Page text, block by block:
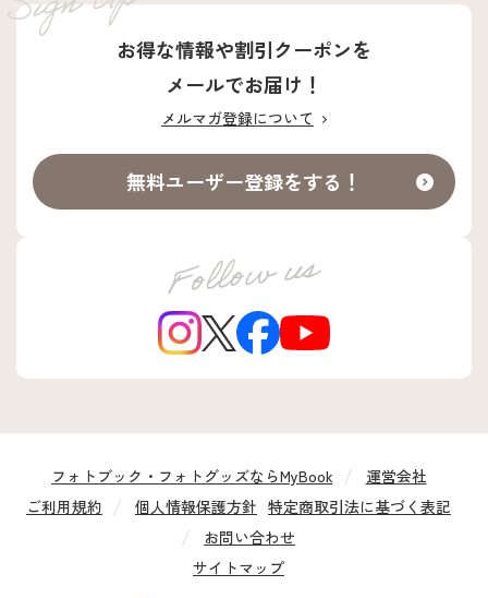
お得な情報や割引クーポンを
メールでお届け！
メルマガ登録について
無料ユーザー登録をする！
フォトブック・フォトグッズならMyBook
運営会社
ご利用規約
個人情報保護方針 特定商取引法に基づく表記
お問い合わせ
サイトマップ